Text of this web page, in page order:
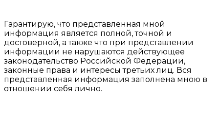
Гарантирую, что представленная мной
информация является полной, точной и
достоверной, а также что при представлении
информации не нарушаются действующее
законодательство Российской Федерации,
законные права и интересы третьих лиц. Вся
представленная информация заполнена мною в
отношении себя лично.